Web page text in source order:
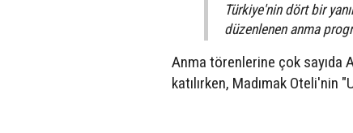
Türkiye'nin dört bir
düzenlenen anma
Anma törenlerine çok sayıda
katılırken, Madımak